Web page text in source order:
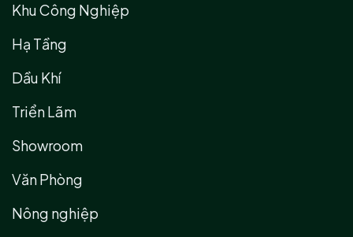
Khu Công Nghiệp
Hạ Tầng
Dầu Khí
Triển Lãm
Showroom
Văn Phòng
Nông nghiệp